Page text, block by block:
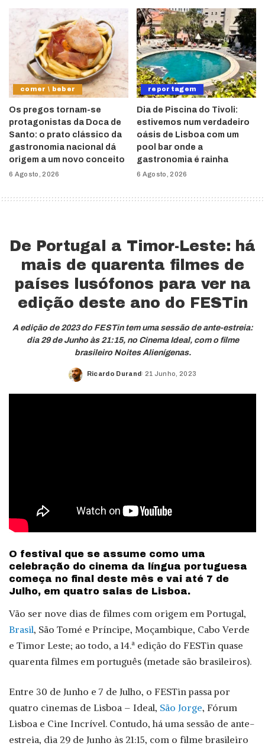
comer \ beber
Os pregos tornam-se
protagonistas da Doca de
Santo: o prato clássico da
gastronomia nacional dá
origem a um novo conceito
6 Agosto, 2026
reportagem
Dia de Piscina do Tivoli:
estivemos num verdadeiro
oásis de Lisboa com um
pool bar onde a
gastronomia é rainha
6 Agosto, 2026
De Portugal a Timor-Leste: há
mais de quarenta filmes de
países lusófonos para ver na
edição deste ano do FESTin
A edição de 2023 do FESTin tem uma sessão de ante-estreia:
dia 29 de Junho às 21:15, no Cinema Ideal, com o filme
brasileiro Noites Alienígenas.
Posted
Ricardo Durand 21 Junho, 2023
O festival que se assume como uma
celebração do cinema da língua portuguesa
começa no final deste mês e vai até 7 de
Julho, em quatro salas de Lisboa.
Vão ser nove dias de filmes com origem em Portugal,
Brasil, São Tomé e Príncipe, Moçambique, Cabo Verde
e Timor Leste; ao todo, a 14.ª edição do FESTin quase
quarenta filmes em português (metade são brasileiros).
Entre 30 de Junho e 7 de Julho, o FESTin passa por
quatro cinemas de Lisboa – Ideal, São Jorge, Fórum
Lisboa e Cine Incrível. Contudo, há uma sessão de ante-
estreia, dia 29 de Junho às 21:15, com o filme brasileiro